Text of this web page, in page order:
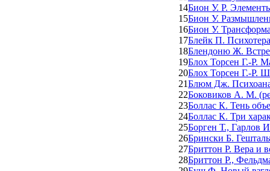
14Бион У. Р.
15Бион У.
16Бион У.
17Блейк П.
18Блендоню Ж.
19Блох Торсен Г.-Р.
20Блох Торсен Г.-Р.
21Блюм Дж.
22Боковиков А. М.
23Боллас К. Тень
24Боллас К. Три
25Борген Т., Гарлов
26Брински Б.
27Бриттон Р. Вера и
28Бриттон Р.,